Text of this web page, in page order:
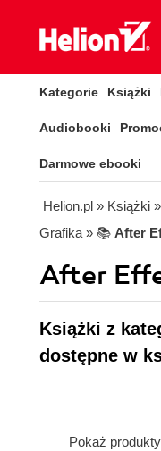
Kategorie Książki
Audiobooki
Darmowe ebooki
Helion.pl » Książki
Grafika » 📚 After
After
Książki z
dostępne w
Pokaż